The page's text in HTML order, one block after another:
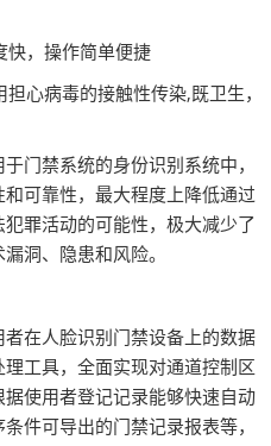
快，操作简单便捷
心病毒的接触性传染,既卫生，
门禁系统的身份识别系统中，
可靠性，最大程度上降低通过
罪活动的可能性，极大减少了
洞、隐患和风险。
在人脸识别门禁设备上的数据
工具，全面实现对通道控制区
使用者登记记录能够快速自动
件可导出的门禁记录报表等，